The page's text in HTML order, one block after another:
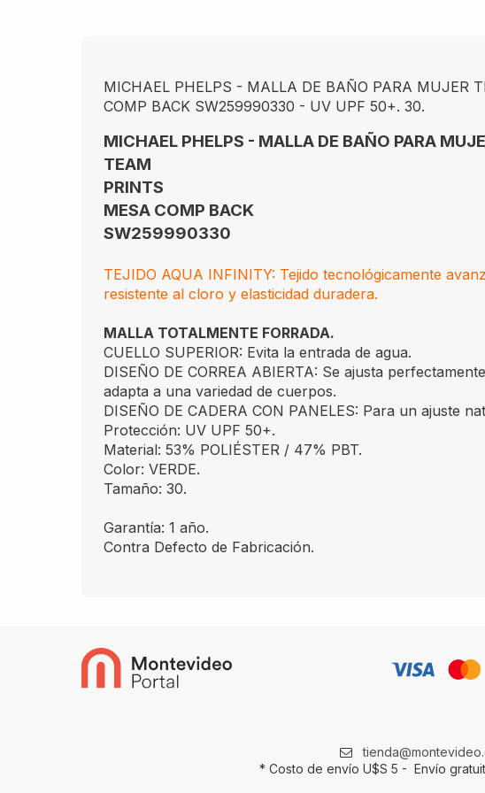
MICHAEL PHELPS - MALLA DE BAÑO PARA MUJER
COMP BACK SW259990330 - UV UPF 50+. 30.
MICHAEL PHELPS - MALLA DE BAÑO PARA
TEAM
PRINTS
MESA COMP BACK
SW259990330
TEJIDO AQUA INFINITY: Tejido tecnológicamente
resistente al cloro y elasticidad duradera.
MALLA TOTALMENTE FORRADA.
CUELLO SUPERIOR: Evita la entrada de agua.
DISEÑO DE CORREA ABIERTA: Se ajusta
adapta a una variedad de cuerpos.
DISEÑO DE CADERA CON PANELES: Para un ajuste
Protección: UV UPF 50+.
Material: 53% POLIÉSTER / 47% PBT.
Color: VERDE.
Tamaño: 30.
Garantía: 1 año.
Contra Defecto de Fabricación.
* Costo de envío U$S 5 - Envío